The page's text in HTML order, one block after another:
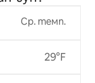
Ср. темп.
29°F